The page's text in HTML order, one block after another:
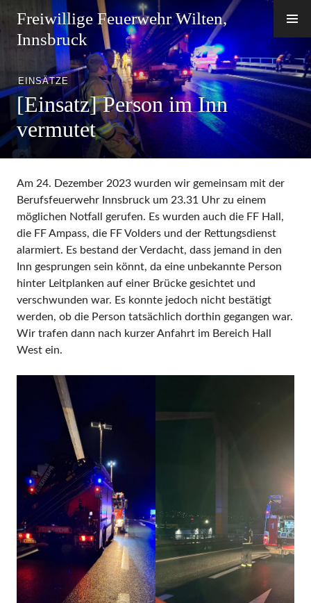
Inhalt
springen
Freiwillige Feuerwehr Wilten,
Innsbruck
EINSÄTZE
[Einsatz] Person im Inn
vermutet
Am 24. Dezember 2023 wurden wir gemeinsam mit der
Berufsfeuerwehr Innsbruck um 23.31 Uhr zu einem
möglichen Notfall gerufen. Es wurden auch die FF Hall,
die FF Ampass, die FF Volders und der Rettungsdienst
alarmiert. Es bestand der Verdacht, dass jemand in den
Inn gesprungen sein könnt, da eine unbekannte Person
hinter Leitplanken auf einer Brücke gesichtet und
verschwunden war. Es konnte jedoch nicht bestätigt
werden, ob die Person tatsächlich dorthin gegangen war.
Wir trafen dann nach kurzer Anfahrt im Bereich Hall
West ein.